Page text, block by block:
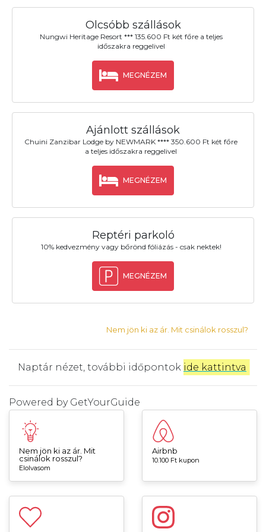
Olcsóbb szállások
Nungwi Heritage Resort *** 135.600 Ft két főre a teljes
időszakra reggelivel
MEGNÉZEM
Ajánlott szállások
Chuini Zanzibar Lodge by NEWMARK **** 350.600 Ft két főre
a teljes időszakra reggelivel
MEGNÉZEM
Reptéri parkoló
10% kedvezmény vagy bőrönd fóliázás - csak nektek!
MEGNÉZEM
Nem jön ki az ár. Mit csinálok rosszul?
Naptár nézet, további időpontok ide kattintva
Powered by GetYourGuide
Nem jön ki az ár. Mit
csinálok rosszul?
Elolvasom
Airbnb
10.100 Ft kupon